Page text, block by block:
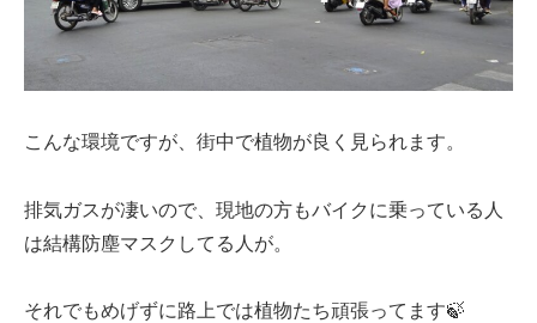
こんな環境ですが、街中で植物が良く見られます。
排気ガスが凄いので、現地の方もバイクに乗っている人
は結構防塵マスクしてる人が。
それでもめげずに路上では植物たち頑張ってます🍃